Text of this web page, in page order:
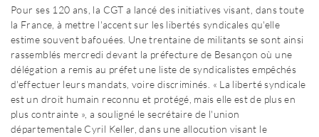
Pour ses 120 ans, la CGT a lancé des initiatives visant, dans toute
la France, à mettre l'accent sur les libertés syndicales qu'elle
estime souvent bafouées. Une trentaine de militants se sont ainsi
rassemblés mercredi devant la préfecture de Besançon où une
délégation a remis au préfet une liste de syndicalistes empêchés
d'effectuer leurs mandats, voire discriminés. « La liberté syndicale
est un droit humain reconnu et protégé, mais elle est de plus en
plus contrainte », a souligné le secrétaire de l'union
départementale Cyril Keller, dans une allocution visant le